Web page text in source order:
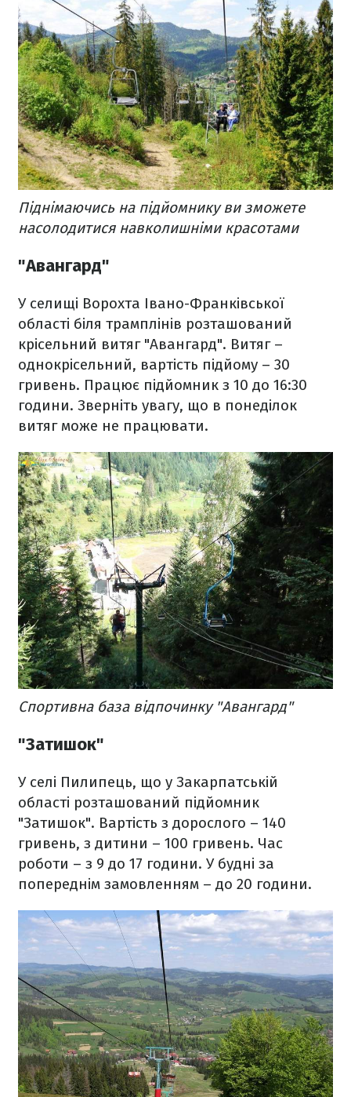
Піднімаючись на підйомнику ви зможете
насолодитися навколишніми красотами
"Авангард"
У селищі Ворохта Івано-Франківської
області біля трамплінів розташований
крісельний витяг "Авангард". Витяг –
однокрісельний, вартість підйому – 30
гривень. Працює підйомник з 10 до 16:30
години. Зверніть увагу, що в понеділок
витяг може не працювати.
Спортивна база відпочинку "Авангард"
"Затишок"
У селі Пилипець, що у Закарпатській
області розташований підйомник
"Затишок". Вартість з дорослого – 140
гривень, з дитини – 100 гривень. Час
роботи – з 9 до 17 години. У будні за
попереднім замовленням – до 20 години.